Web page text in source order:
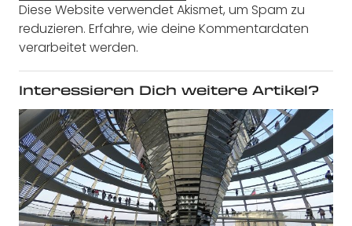
Diese Website verwendet Akismet, um Spam zu
reduzieren. Erfahre, wie deine Kommentardaten
verarbeitet werden.
Interessieren Dich weitere Artikel?